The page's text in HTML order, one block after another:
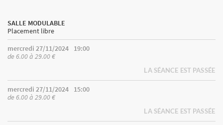
SALLE MODULABLE
Placement libre
mercredi 27/11/2024
19:00
de 6.00 à 29.00 €
LA SÉANCE EST PASSÉE
mercredi 27/11/2024
15:00
de 6.00 à 29.00 €
LA SÉANCE EST PASSÉE